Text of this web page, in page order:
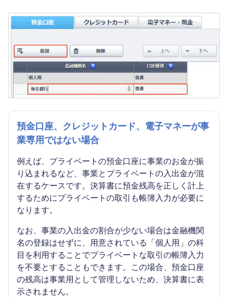
預金口座、クレジットカード、電子マネーが事
業専用ではない場合
例えば、プライベートの預金口座に事業のお金が振
り込まれるなど、事業とプライベートの入出金が混
在するケースです。決算書に預金残高を正しく計上
するためにプライベートの取引も帳簿入力が必要に
なります。
なお、事業の入出金の割合が少ない場合は金融機関
名の登録はせずに、用意されている「個人用」の科
目を利用することでプライベートな取引の帳簿入力
を不要とすることもできます。この場合、預金口座
の残高は事業用として管理しないため、決算書に表
示されません。